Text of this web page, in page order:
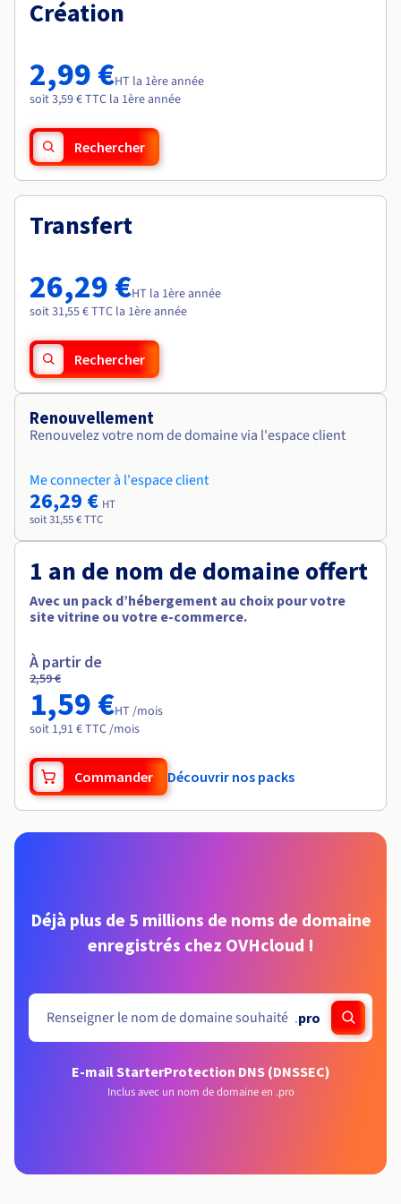
Tarifs
Roadmap & Changelog
Observabilité
Roadmap & Changelog
Roadmap & Changelog
Roadmap & Changelog
Roadmap & Changelog
Création
2,99 €HT la 1ère année
soit 3,59 € TTC la 1ère année
Rechercher
Transfert
26,29 €HT la 1ère année
soit 31,55 € TTC la 1ère année
Rechercher
Renouvellement
Renouvelez votre nom de domaine via l'espace client
Me connecter à l'espace client
26,29 € HT
soit 31,55 € TTC
1 an de nom de domaine offert
Avec un pack d’hébergement au choix pour votre
site vitrine ou votre e-commerce.
À partir de
2,59 €
1,59 €HT /mois
soit 1,91 € TTC /mois
Commander Découvrir nos packs
Déjà plus de 5 millions de noms de domaine
enregistrés chez OVHcloud !
.pro
E-mail StarterProtection DNS (DNSSEC)
Inclus avec un nom de domaine en .pro